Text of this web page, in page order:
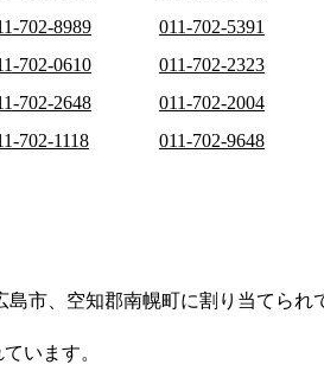
702-8989 011-702-5391
702-0610 011-702-2323
702-2648 011-702-2004
702-1118 011-702-9648
島市、空知郡南幌町に割り当てられ
います。